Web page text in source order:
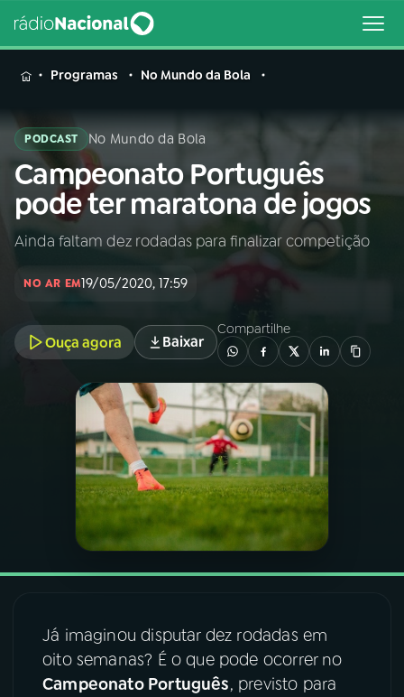
MENU
Buscar
na
Rádio
Nacional
Buscar
01INÍCIO
A RÁDIO
PROGRAMAÇÃO
PROGRAMAS
06 VIDEOCASTS
07ÚLTIMAS
Programas No Mundo da Bola
PODCAST No Mundo da Bola
Campeonato Português
pode ter maratona de jogos
Ainda faltam dez rodadas para finalizar competição
NO AR EM19/05/2020, 17:59
Ouça agora Baixar
Compartilhe
Já imaginou disputar dez rodadas em
oito semanas? É o que pode ocorrer no
Campeonato Português, previsto para